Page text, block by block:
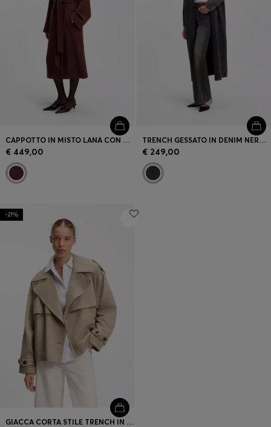
CAPPOTTO IN MISTO LANA CON CINTURA
€ 449,00
TRENCH GESSATO IN DENIM NERO LAVATO
€ 249,00
-21%
GIACCA CORTA STILE TRENCH IN COTONE E LINO